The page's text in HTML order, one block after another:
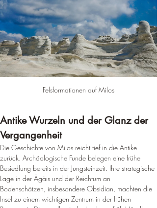
Felsformationen auf Milos
Antike Wurzeln und der Glanz der
Vergangenheit
Die Geschichte von Milos reicht tief in die Antike
zurück. Archäologische Funde belegen eine frühe
Besiedlung bereits in der Jungsteinzeit. Ihre strategische
Lage in der Ägäis und der Reichtum an
Bodenschätzen, insbesondere Obsidian, machten die
Insel zu einem wichtigen Zentrum in der frühen